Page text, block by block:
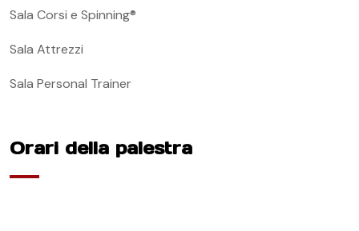
Sala Corsi e Spinning®
Sala Attrezzi
Sala Personal Trainer
Orari della palestra